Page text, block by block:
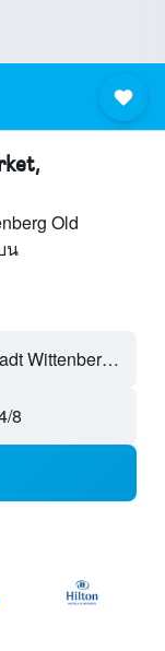
Old
น
Wittenberg Old Market - Lutherstadt Wittenberg, เยอรมนี
8